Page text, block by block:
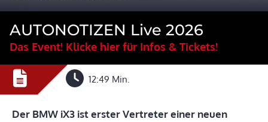
AUTONOTIZEN Live 2026
Das Event! Klicke hier für Infos & Tickets!
12:49 Min.
Der BMW iX3 ist erster Vertreter einer neuen